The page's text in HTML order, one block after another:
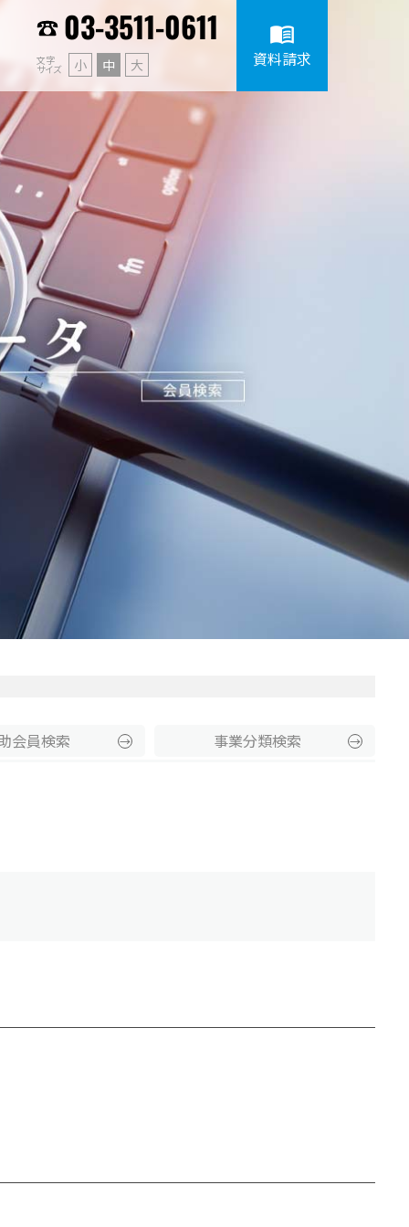
03-3511-0611
文字
サイズ 小 中 大
menu_book
資料請求
会員検索 事業分類検索